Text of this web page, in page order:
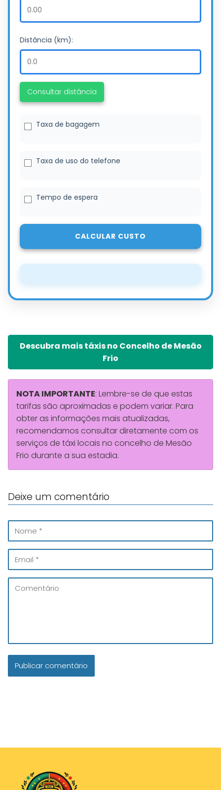
Distância (km):
Consultar distância
Taxa de bagagem
Taxa de uso do telefone
Tempo de espera
CALCULAR CUSTO
Descubra mais táxis no Concelho de Mesão
Frio
NOTA IMPORTANTE: Lembre-se de que estas
tarifas são aproximadas e podem variar. Para
obter as informações mais atualizadas,
recomendamos consultar diretamente com os
serviços de táxi locais no concelho de Mesão
Frio durante a sua estadia.
Deixe um comentário